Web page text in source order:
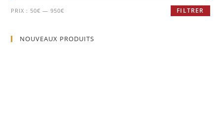
FILTRER
PRIX : 50€ —950€
NOUVEAUX PRODUITS